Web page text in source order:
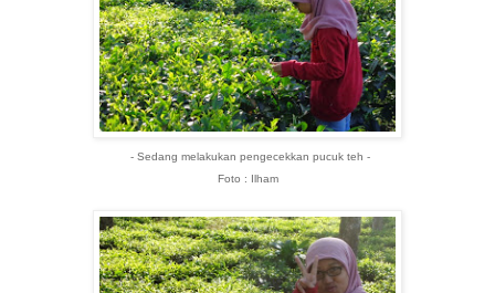
- Sedang melakukan pengecekkan pucuk teh -
Foto : Ilham